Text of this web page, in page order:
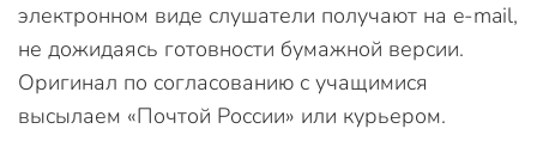
электронном виде слушатели получают на e-mail,
не дожидаясь готовности бумажной версии.
Оригинал по согласованию с учащимися
высылаем «Почтой России» или курьером.